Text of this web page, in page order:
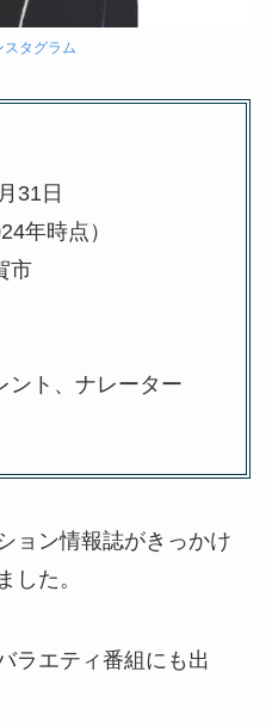
スタグラム
31日
時点）
市
ト、ナレーター
ョン情報誌がきっかけ
した。
ラエティ番組にも出